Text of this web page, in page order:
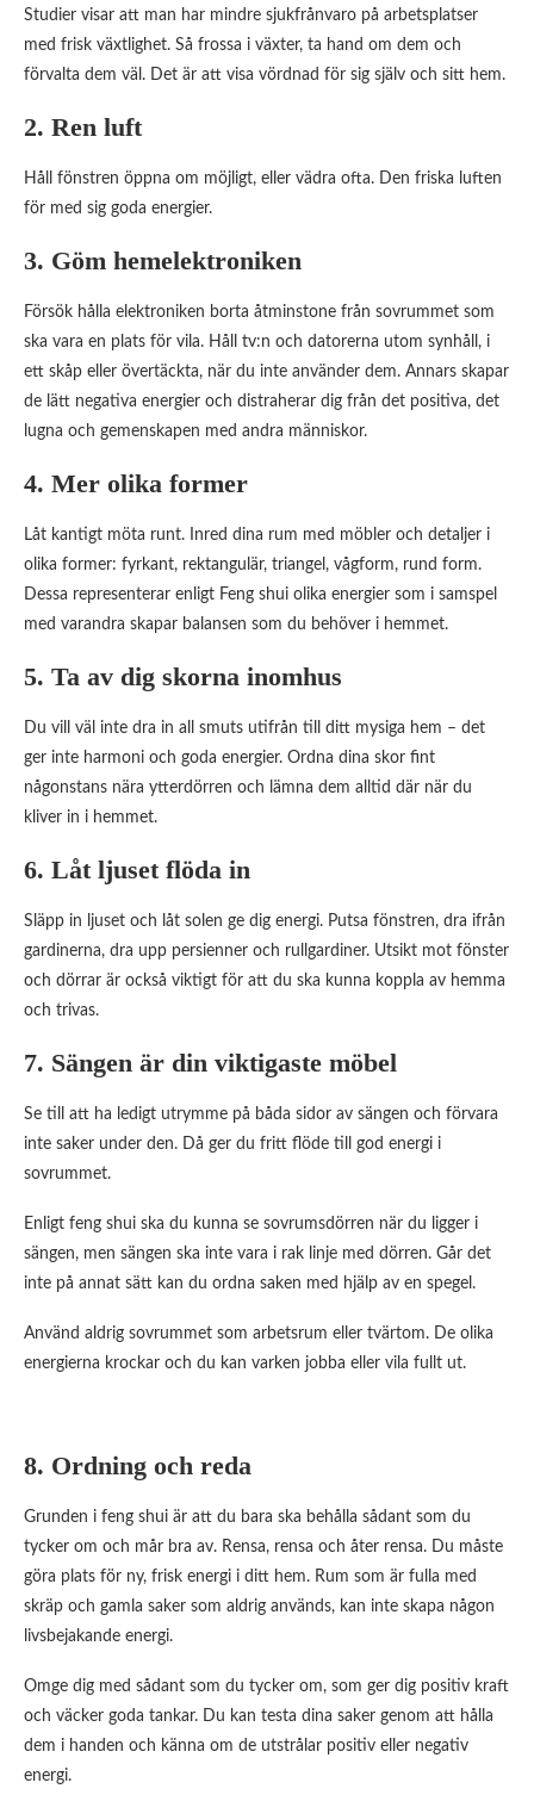
Studier visar att man har mindre sjukfrånvaro på arbetsplatser
med frisk växtlighet. Så frossa i växter, ta hand om dem och
förvalta dem väl. Det är att visa vördnad för sig själv och sitt hem.
2. Ren luft
Håll fönstren öppna om möjligt, eller vädra ofta. Den friska luften
för med sig goda energier.
3. Göm hemelektroniken
Försök hålla elektroniken borta åtminstone från sovrummet som
ska vara en plats för vila. Håll tv:n och datorerna utom synhåll, i
ett skåp eller övertäckta, när du inte använder dem. Annars skapar
de lätt negativa energier och distraherar dig från det positiva, det
lugna och gemenskapen med andra människor.
4. Mer olika former
Låt kantigt möta runt. Inred dina rum med möbler och detaljer i
olika former: fyrkant, rektangulär, triangel, vågform, rund form.
Dessa representerar enligt Feng shui olika energier som i samspel
med varandra skapar balansen som du behöver i hemmet.
5. Ta av dig skorna inomhus
Du vill väl inte dra in all smuts utifrån till ditt mysiga hem – det
ger inte harmoni och goda energier. Ordna dina skor fint
någonstans nära ytterdörren och lämna dem alltid där när du
kliver in i hemmet.
6. Låt ljuset flöda in
Släpp in ljuset och låt solen ge dig energi. Putsa fönstren, dra ifrån
gardinerna, dra upp persienner och rullgardiner. Utsikt mot fönster
och dörrar är också viktigt för att du ska kunna koppla av hemma
och trivas.
7. Sängen är din viktigaste möbel
Se till att ha ledigt utrymme på båda sidor av sängen och förvara
inte saker under den. Då ger du fritt flöde till god energi i
sovrummet.
Enligt feng shui ska du kunna se sovrumsdörren när du ligger i
sängen, men sängen ska inte vara i rak linje med dörren. Går det
inte på annat sätt kan du ordna saken med hjälp av en spegel.
Använd aldrig sovrummet som arbetsrum eller tvärtom. De olika
energierna krockar och du kan varken jobba eller vila fullt ut.
8. Ordning och reda
Grunden i feng shui är att du bara ska behålla sådant som du
tycker om och mår bra av. Rensa, rensa och åter rensa. Du måste
göra plats för ny, frisk energi i ditt hem. Rum som är fulla med
skräp och gamla saker som aldrig används, kan inte skapa någon
livsbejakande energi.
Omge dig med sådant som du tycker om, som ger dig positiv kraft
och väcker goda tankar. Du kan testa dina saker genom att hålla
dem i handen och känna om de utstrålar positiv eller negativ
energi.